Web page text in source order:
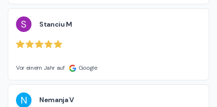
S Stanciu M
Vor einem Jahr auf Google
N Nemanja V